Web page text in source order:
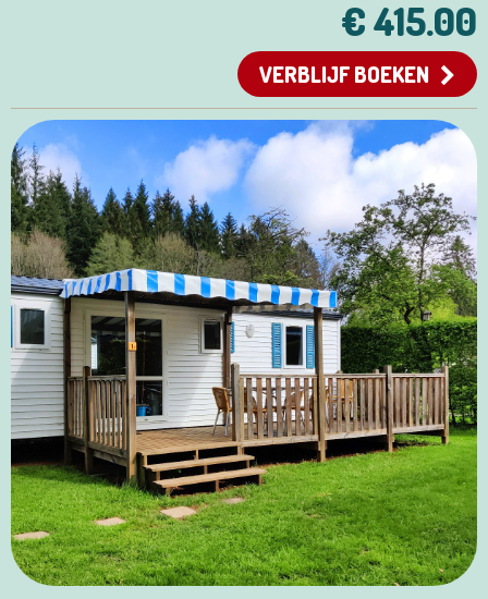
€ 415.00
VERBLIJF BOEKEN